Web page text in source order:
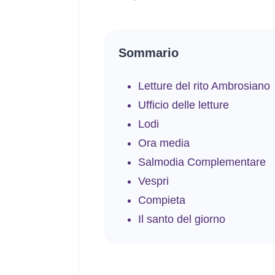
Sommario
Letture del rito Ambrosiano
Ufficio delle letture
Lodi
Ora media
Salmodia Complementare
Vespri
Compieta
Il santo del giorno